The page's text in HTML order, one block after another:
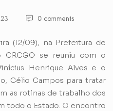
0 comments
(12/09), na Prefeitura de
CRCGO se reuniu com o
Henrique Alves e o
Célio Campos para tratar
as rotinas de trabalho dos
todo o Estado. O encontro